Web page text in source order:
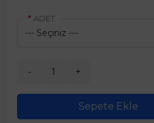
ADET
Sepete Ekle